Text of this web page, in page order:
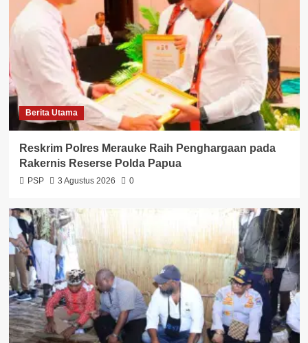
Berita Utama
Reskrim Polres Merauke Raih Penghargaan pada
Rakernis Reserse Polda Papua
PSP 3 Agustus 2026 0